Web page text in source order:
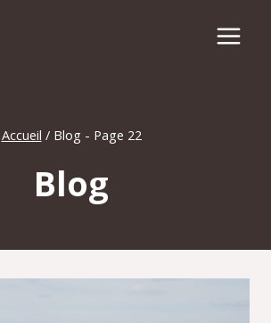
Accueil / Blog - Page 22
Blog